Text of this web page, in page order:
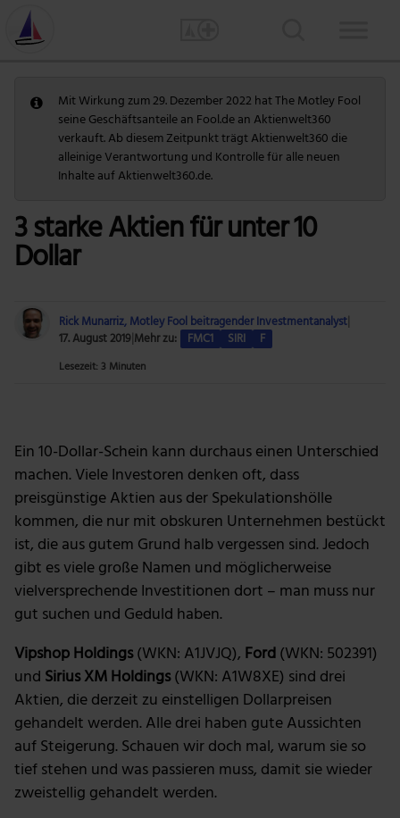
Mit Wirkung zum 29. Dezember 2022 hat The Motley Fool
seine Geschäftsanteile an Fool.de an Aktienwelt360
verkauft. Ab diesem Zeitpunkt trägt Aktienwelt360 die
alleinige Verantwortung und Kontrolle für alle neuen
Inhalte auf Aktienwelt360.de.
3 starke Aktien für unter 10
Dollar
Rick Munarriz, Motley Fool beitragender Investmentanalyst
17. August 2019 Mehr zu: FMC1 SIRI F
Lesezeit: 3 Minuten
Ein 10-Dollar-Schein kann durchaus einen Unterschied
machen. Viele Investoren denken oft, dass
preisgünstige Aktien aus der Spekulationshölle
kommen, die nur mit obskuren Unternehmen bestückt
ist, die aus gutem Grund halb vergessen sind. Jedoch
gibt es viele große Namen und möglicherweise
vielversprechende Investitionen dort – man muss nur
gut suchen und Geduld haben.
Vipshop Holdings(WKN: A1JVJQ), Ford(WKN: 502391)
und Sirius XM Holdings(WKN: A1W8XE) sind drei
Aktien, die derzeit zu einstelligen Dollarpreisen
gehandelt werden. Alle drei haben gute Aussichten
auf Steigerung. Schauen wir doch mal, warum sie so
tief stehen und was passieren muss, damit sie wieder
zweistellig gehandelt werden.